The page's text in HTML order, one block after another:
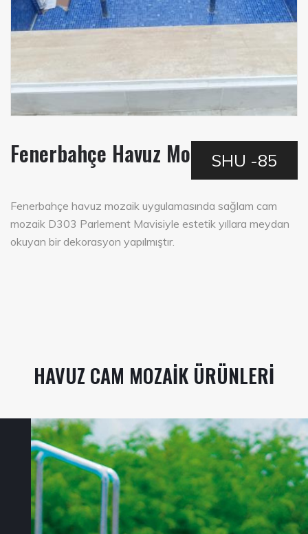
Fenerbahçe Havuz MozaikSHU -85
Fenerbahçe havuz mozaik uygulamasında sağlam cam
mozaik D303 Parlement Mavisiyle estetik yıllara meydan
okuyan bir dekorasyon yapılmıştır.
HAVUZ CAM MOZAIK ÜRÜNLERI